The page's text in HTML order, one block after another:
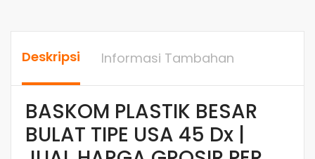
Deskripsi Informasi Tambahan
BASKOM PLASTIK BESAR
BULAT TIPE USA 45 Dx |